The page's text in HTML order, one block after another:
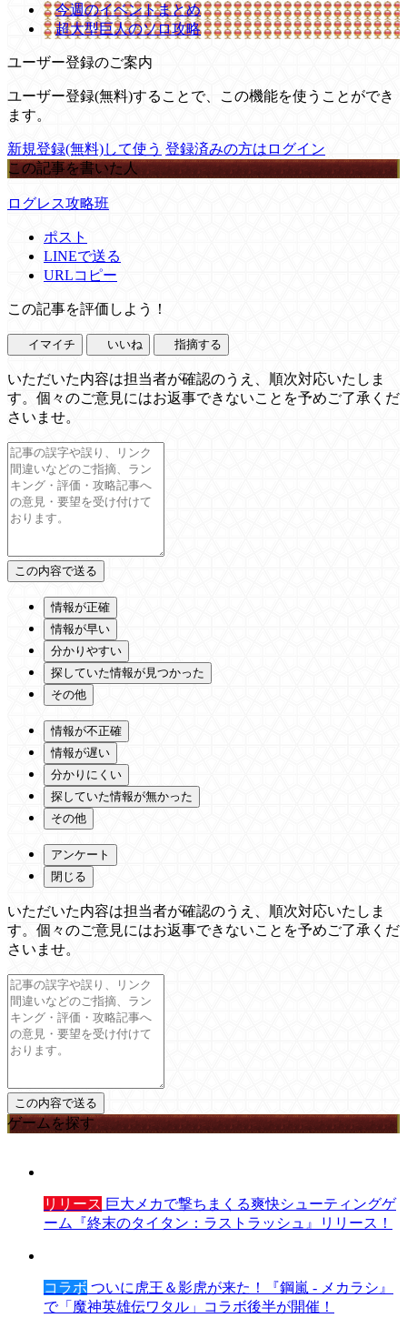
今週のイベントまとめ
超大型巨人のソロ攻略
ユーザー登録のご案内
ユーザー登録(無料)することで、この機能を使うことができ
ます。
新規登録(無料)して使う 登録済みの方はログイン
この記事を書いた人
ログレス攻略班
ポスト
LINEで送る
URLコピー
この記事を評価しよう！
イマイチ いいね 指摘する
いただいた内容は担当者が確認のうえ、順次対応いたしま
す。個々のご意見にはお返事できないことを予めご了承くだ
さいませ。
情報が正確
情報が早い
分かりやすい
探していた情報が見つかった
その他
情報が不正確
情報が遅い
分かりにくい
探していた情報が無かった
その他
アンケート
閉じる
いただいた内容は担当者が確認のうえ、順次対応いたしま
す。個々のご意見にはお返事できないことを予めご了承くだ
さいませ。
ゲームを探す
リリース 巨大メカで撃ちまくる爽快シューティングゲ
ーム『終末のタイタン：ラストラッシュ』リリース！
コラボ ついに虎王＆影虎が来た！『鋼嵐 - メカラシ』
で「魔神英雄伝ワタル」コラボ後半が開催！